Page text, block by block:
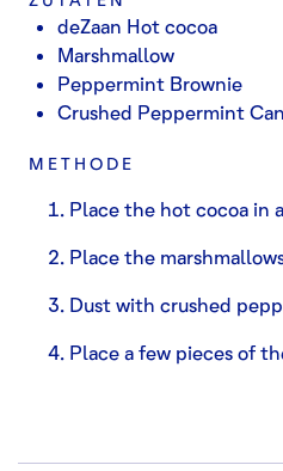
deZaan Hot cocoa
Marshmallow
Peppermint Brownie
Crushed Peppermint
METHODE
Place the hot cocoa in
Place the
Dust with crushed
Place a few pieces of